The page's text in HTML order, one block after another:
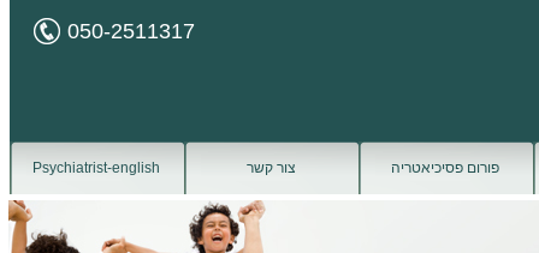
050-2511317
פורום פסיכיאטריה צור קשר Psychiatrist-english